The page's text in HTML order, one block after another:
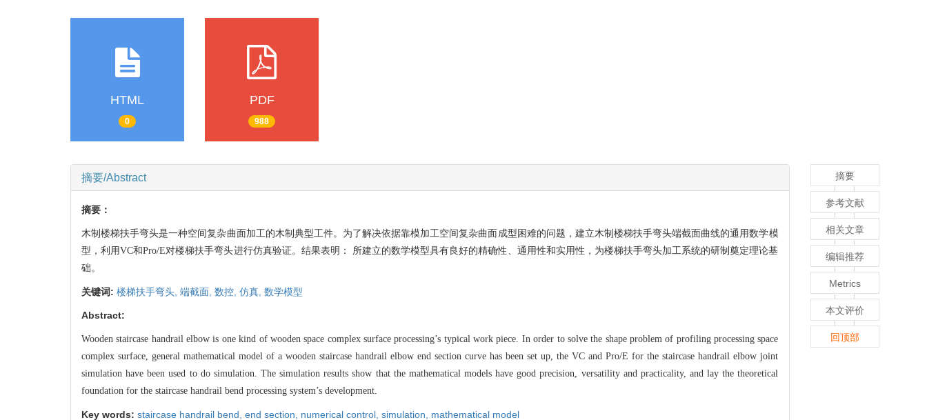
HTML
0
PDF
988
摘要/Abstract
摘要：
木制楼梯扶手弯头是一种空间复杂曲面加工的木制典型工件。为了解决依据靠模加工空间复杂曲面成型困难的问题，建立木制楼梯扶手弯头端截面曲线的通用数学模
型，利用VC和Pro/E对楼梯扶手弯头进行仿真验证。结果表明： 所建立的数学模型具有良好的精确性、通用性和实用性，为楼梯扶手弯头加工系统的研制奠定理论基
础。
关键词: 楼梯扶手弯头, 端截面, 数控, 仿真, 数学模型
Abstract:
Wooden staircase handrail elbow is one kind of wooden space complex surface processing’s typical work piece. In order to solve the shape problem of profiling processing space
complex surface, general mathematical model of a wooden staircase handrail elbow end section curve has been set up, the VC and Pro/E for the staircase handrail elbow joint
simulation have been used to do simulation. The simulation results show that the mathematical models have good precision, versatility and practicality, and lay the theoretical
foundation for the staircase handrail bend processing system’s development.
Key words: staircase handrail bend, end section, numerical control, simulation, mathematical model
摘要
参考文献
相关文章
编辑推荐
Metrics
本文评价
回顶部